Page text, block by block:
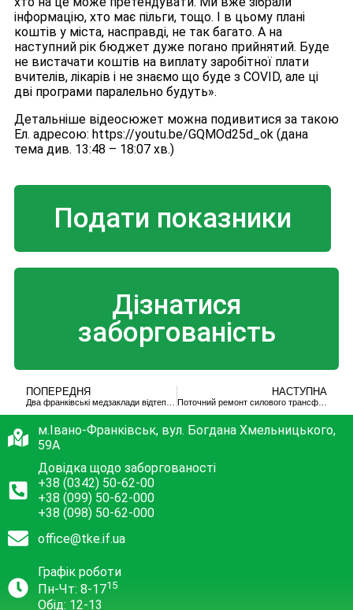
інформацію, хто має пільги, тощо. І в цьому плані
коштів у міста, насправді, не так багато. А на
наступний рік бюджет дуже погано прийнятий. Буде
не вистачати коштів на виплату заробітної плати
вчителів, лікарів і не знаємо що буде з COVID, але ці
дві програми паралельно будуть».
Детальніше відеосюжет можна подивитися за такою
Ел. адресою: https://youtu.be/GQMOd25d_ok (дана
тема див. 13:48 – 18:07 хв.)
Подати показники
Дізнатися
заборгованість
ПОПЕРЕДНЯ НАСТУПНА
Поточний ремонт силового трансформатора
м.Івано-Франківськ, вул. Богдана Хмельницького,
59А
Довідка щодо заборгованості
+38 (0342) 50-62-00
+38 (099) 50-62-000
+38 (098) 50-62-000
office@tke.if.ua
Графік роботи
Пн-Чт: 8-1715
Обід: 12-13